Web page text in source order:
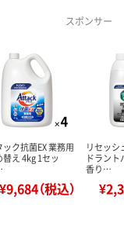
スポンサー
ック抗菌EX 業務用
替え 4kg 1セッ
¥9,684（税込）
リセッシ
ドラント
香り…